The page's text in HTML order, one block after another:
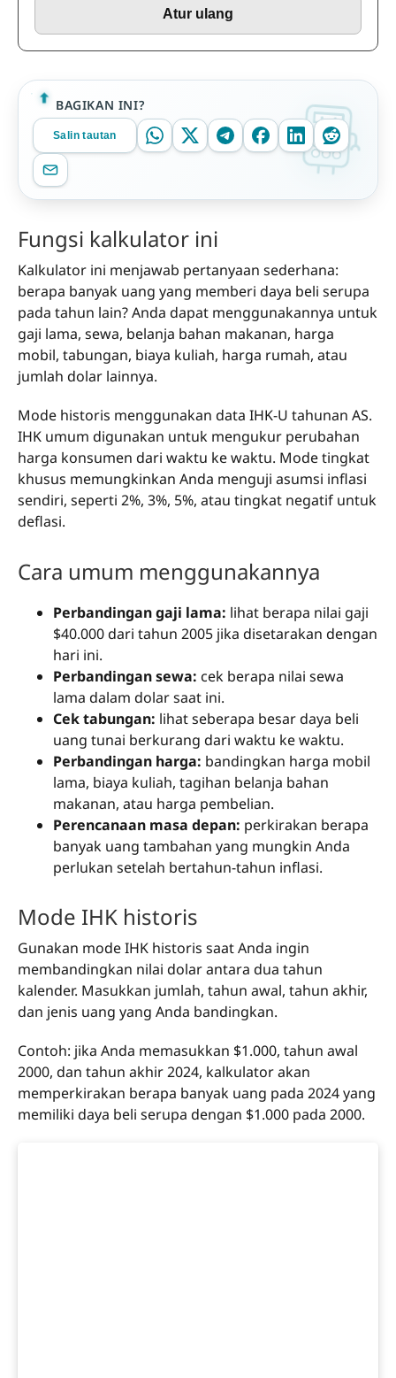
Atur ulang
BAGIKAN INI?
Salin tautan
Fungsi kalkulator ini
Kalkulator ini menjawab pertanyaan sederhana:
berapa banyak uang yang memberi daya beli serupa
pada tahun lain? Anda dapat menggunakannya untuk
gaji lama, sewa, belanja bahan makanan, harga
mobil, tabungan, biaya kuliah, harga rumah, atau
jumlah dolar lainnya.
Mode historis menggunakan data IHK-U tahunan AS.
IHK umum digunakan untuk mengukur perubahan
harga konsumen dari waktu ke waktu. Mode tingkat
khusus memungkinkan Anda menguji asumsi inflasi
sendiri, seperti 2%, 3%, 5%, atau tingkat negatif untuk
deflasi.
Cara umum menggunakannya
Perbandingan gaji lama: lihat berapa nilai gaji
$40.000 dari tahun 2005 jika disetarakan dengan
hari ini.
Perbandingan sewa: cek berapa nilai sewa
lama dalam dolar saat ini.
Cek tabungan: lihat seberapa besar daya beli
uang tunai berkurang dari waktu ke waktu.
Perbandingan harga: bandingkan harga mobil
lama, biaya kuliah, tagihan belanja bahan
makanan, atau harga pembelian.
Perencanaan masa depan: perkirakan berapa
banyak uang tambahan yang mungkin Anda
perlukan setelah bertahun-tahun inflasi.
Mode IHK historis
Gunakan mode IHK historis saat Anda ingin
membandingkan nilai dolar antara dua tahun
kalender. Masukkan jumlah, tahun awal, tahun akhir,
dan jenis uang yang Anda bandingkan.
Contoh: jika Anda memasukkan $1.000, tahun awal
2000, dan tahun akhir 2024, kalkulator akan
memperkirakan berapa banyak uang pada 2024 yang
memiliki daya beli serupa dengan $1.000 pada 2000.